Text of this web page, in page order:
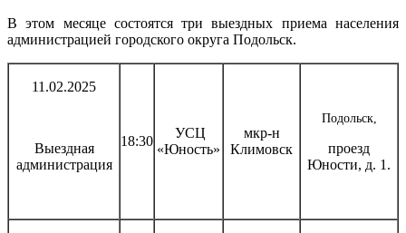
В этом месяце состоятся три выездных приема населения
администрацией городского округа Подольск.
11.02.2025
Выездная
администрация
18:30
УСЦ
«Юность»
мкр-н
Климовск
Подольск,
проезд
Юности, д. 1.